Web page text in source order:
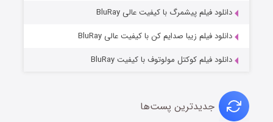
دانلود فیلم پیشمرگ با کیفیت عالی BluRay
دانلود فیلم زیبا صدایم کن با کیفیت عالی BluRay
دانلود فیلم کوکتل مولوتوف با کیفیت BluRay
جدیدترین پست‌ها